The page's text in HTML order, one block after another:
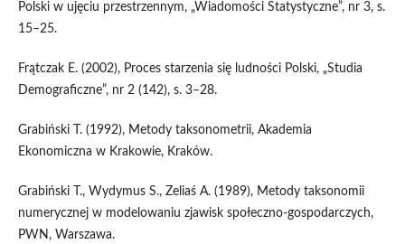
Polski w ujęciu przestrzennym, „Wiadomości Statystyczne”, nr 3, s.
15–25.
Frątczak E. (2002), Proces starzenia się ludności Polski, „Studia
Demograficzne”, nr 2 (142), s. 3–28.
Grabiński T. (1992), Metody taksonometrii, Akademia
Ekonomiczna w Krakowie, Kraków.
Grabiński T., Wydymus S., Zeliaś A. (1989), Metody taksonomii
numerycznej w modelowaniu zjawisk społeczno-gospodarczych,
PWN, Warszawa.